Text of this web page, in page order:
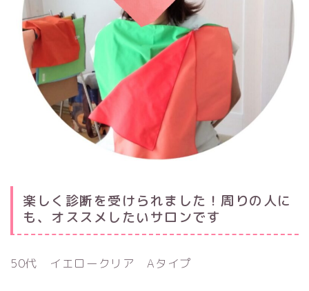
楽しく診断を受けられました！周りの人に
も、オススメしたいサロンです
50代 イエロークリア Aタイプ